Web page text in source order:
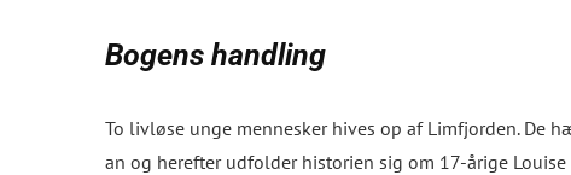
Bogens handling
To livløse unge mennesker hives op af Limfjorden. De
an og herefter udfolder historien sig om 17-årige